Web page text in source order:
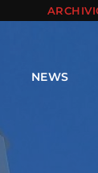
NEWS